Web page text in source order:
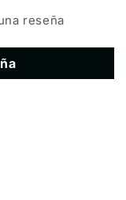
reseña